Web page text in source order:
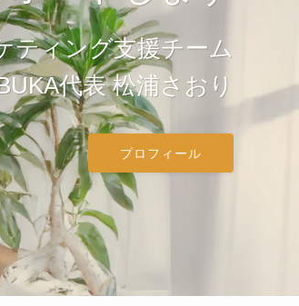
ティング支援チーム
代表 松浦さおり
プロフィール